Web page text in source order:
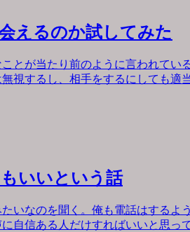
えるのか試してみた
とが当たり前のように言われてい
視するし、相手をするにしても適
いいという話
いなのを聞く。俺も電話はするよ
自信ある人だけすればいいと思っ